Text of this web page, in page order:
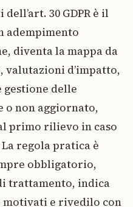
30 GDPR è il
adempimento
diventa la mappa da
d’impatto,
delle
non aggiornato,
primo rilievo in caso
regola pratica è
obbligatorio,
trattamento, indica
e rivedilo con